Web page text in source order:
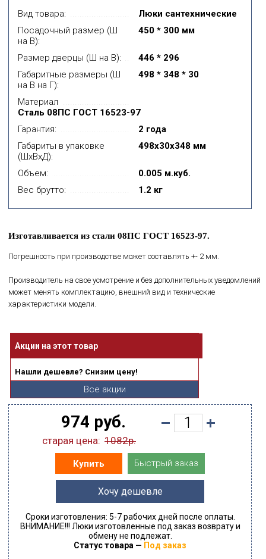
Вид товара:
Люки сантехнические
Посадочный размер (Ш
на В):
450 * 300 мм
Размер дверцы (Ш на В):
446 * 296
Габаритные размеры (Ш
на В на Г):
498 * 348 * 30
Материал
Сталь 08ПС ГОСТ 16523-97
Гарантия:
2 года
Габариты в упаковке
(ШхВхД):
498x30x348 мм
Объем:
0.005 м.куб.
Вес брутто:
1.2 кг
Изготавливается из стали 08ПС ГОСТ 16523-97.
Погрешность при производстве может составлять +- 2 мм.
Производитель на свое усмотрение и без дополнительных уведомлений
может менять комплектацию, внешний вид и технические
характеристики модели.
Акции на этот товар
Нашли дешевле? Снизим цену!
Все акции
974 руб.
старая цена: 1082р.
Купить Быстрый заказ
Хочу дешевле
Сроки изготовления: 5-7 рабочих дней после оплаты.
ВНИМАНИЕ!!! Люки изготовленные под заказ возврату и
обмену не подлежат.
Статус товара — Под заказ